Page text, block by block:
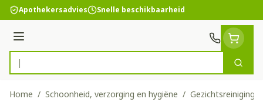
Ga naar de inhoud
Apothekersadvies Snelle beschikbaarheid
Menu
Product, merk, categorie...
Zoek
Home / Schoonheid, verzorging en hygiëne / Gezichtsreiniging